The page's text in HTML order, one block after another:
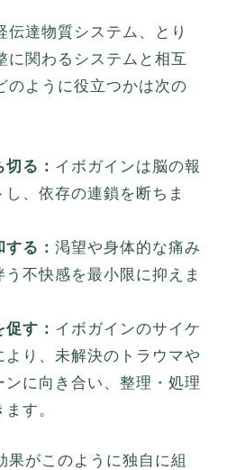
伝達物質システム、とり
に関わるシステムと相互
のように役立つかは次の
る： イボガインは脳の報
、依存の連鎖を断ちま
する：渇望や身体的な痛み
不快感を最小限に抑えま
す： イボガインのサイケ
より、未解決のトラウマや
ンに向き合い、整理・処理
す。
果がこのように独自に組